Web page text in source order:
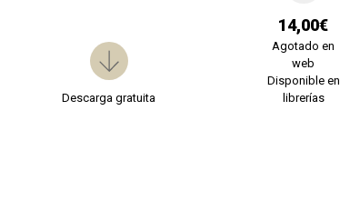
Descarga gratuita
14,00€
Agotado en
web
Disponible en
librerías